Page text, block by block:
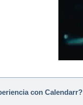
con Calendarr?